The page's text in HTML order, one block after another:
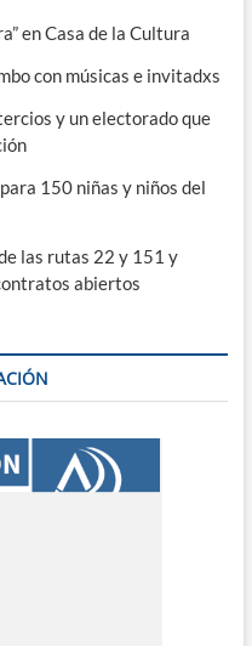
en Casa de la Cultura
con músicas e invitadxs
y un electorado que
150 niñas y niños del
las rutas 22 y 151 y
abiertos